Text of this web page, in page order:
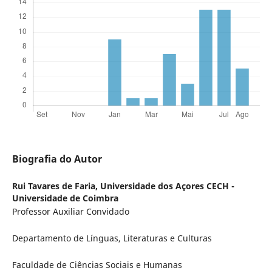
Biografia do Autor
Rui Tavares de Faria, Universidade dos Açores CECH -
Universidade de Coimbra
Professor Auxiliar Convidado
Departamento de Línguas, Literaturas e Culturas
Faculdade de Ciências Sociais e Humanas